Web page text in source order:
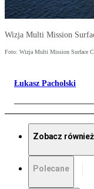
Wizja Multi Mission
Foto: Wizja Multi Mission Surface
Łukasz Pacholski
Zobacz również
Polecane